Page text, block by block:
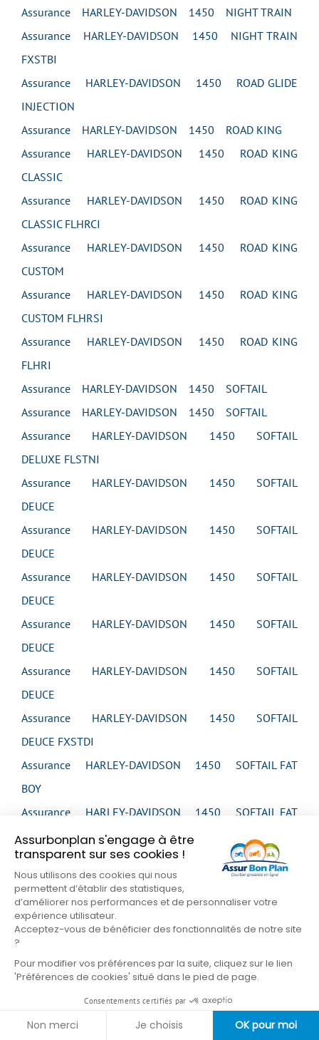
Assurbonplan s'engage à être
transparent sur ses cookies !
Nous utilisons des cookies qui nous
permettent d’établir des statistiques,
d’améliorer nos performances et de personnaliser votre
expérience utilisateur.
Acceptez-vous de bénéficier des fonctionnalités de notre site
?
Pour modifier vos préférences par la suite, cliquez sur le lien
'Préférences de cookies' situé dans le pied de page.
Consentements certifiés par
Non merci Je choisis OK pour moi
Assurance HARLEY-DAVIDSON 1450 NIGHT TRAIN
Assurance HARLEY-DAVIDSON 1450 NIGHT TRAIN
FXSTBI
Assurance HARLEY-DAVIDSON 1450 ROAD GLIDE
INJECTION
Assurance HARLEY-DAVIDSON 1450 ROAD KING
Assurance HARLEY-DAVIDSON 1450 ROAD KING
CLASSIC
Assurance HARLEY-DAVIDSON 1450 ROAD KING
CLASSIC FLHRCI
Assurance HARLEY-DAVIDSON 1450 ROAD KING
CUSTOM
Assurance HARLEY-DAVIDSON 1450 ROAD KING
CUSTOM FLHRSI
Assurance HARLEY-DAVIDSON 1450 ROAD KING
FLHRI
Assurance HARLEY-DAVIDSON 1450 SOFTAIL
Assurance HARLEY-DAVIDSON 1450 SOFTAIL
Assurance HARLEY-DAVIDSON 1450 SOFTAIL
DELUXE FLSTNI
Assurance HARLEY-DAVIDSON 1450 SOFTAIL
DEUCE
Assurance HARLEY-DAVIDSON 1450 SOFTAIL
DEUCE
Assurance HARLEY-DAVIDSON 1450 SOFTAIL
DEUCE
Assurance HARLEY-DAVIDSON 1450 SOFTAIL
DEUCE
Assurance HARLEY-DAVIDSON 1450 SOFTAIL
DEUCE
Assurance HARLEY-DAVIDSON 1450 SOFTAIL
DEUCE FXSTDI
Assurance HARLEY-DAVIDSON 1450 SOFTAIL FAT
BOY
Assurance HARLEY-DAVIDSON 1450 SOFTAIL FAT
BOY
Assurance HARLEY-DAVIDSON 1450 SOFTAIL FAT
BOY
Assurance HARLEY-DAVIDSON 1450 SOFTAIL FAT
BOY
BOY
Assurance HARLEY-DAVIDSON 1450 SOFTAIL FAT
BOY FLSTFI